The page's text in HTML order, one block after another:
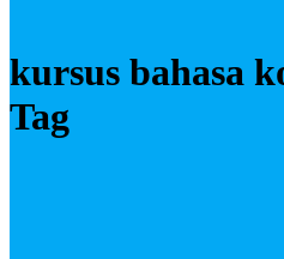
kursus bahasa
Tag